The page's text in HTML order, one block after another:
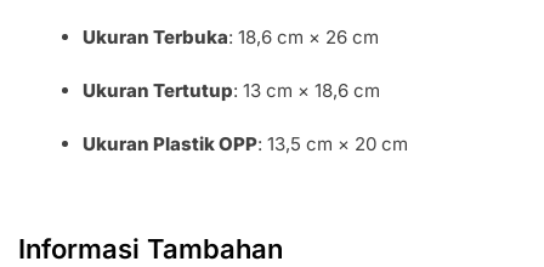
Ukuran Terbuka: 18,6 cm × 26 cm
Ukuran Tertutup: 13 cm × 18,6 cm
Ukuran Plastik OPP: 13,5 cm × 20 cm
Informasi Tambahan